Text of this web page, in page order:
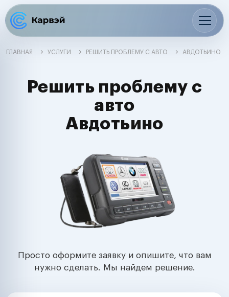
ГЛАВНАЯ УСЛУГИ РЕШИТЬ ПРОБЛЕМУ С АВТО АВДОТЬИНО
Решить проблему с
авто
Авдотьино
Просто оформите заявку и опишите, что вам
нужно сделать. Мы найдем решение.